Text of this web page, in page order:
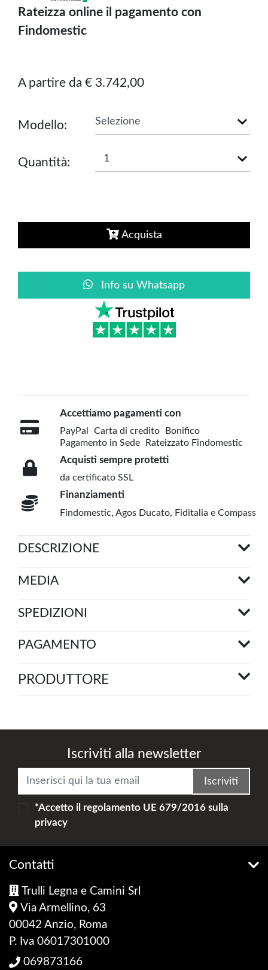
Rateizza online il pagamento con
Findomestic
A partire da € 3.742,00
Modello:
Quantità:
Acquista
Info su Whatsapp
Accettiamo pagamenti con
PayPal Carta di credito
Bonifico
Pagamento in Sede
Rateizzato Findomestic
Acquisti sempre protetti
da certificato SSL
Finanziamenti
Findomestic, Agos Ducato, Fiditalia e Compass
DESCRIZIONE
MEDIA
SPEDIZIONI
PAGAMENTO
PRODUTTORE
Iscriviti alla newsletter
Iscriviti
*Accetto il regolamento UE 679/2016sulla
privacy
Contatti
Trulli Legna e Camini Srl
Via Armellino, 63
00042 Anzio, Roma
P. Iva 06017301000
069873166